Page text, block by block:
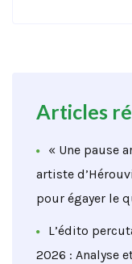
Articles
« Une pause
artiste
pour égayer le
L’édito
2026 : Analyse